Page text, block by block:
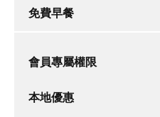
免費早餐
會員專屬權限
本地優惠